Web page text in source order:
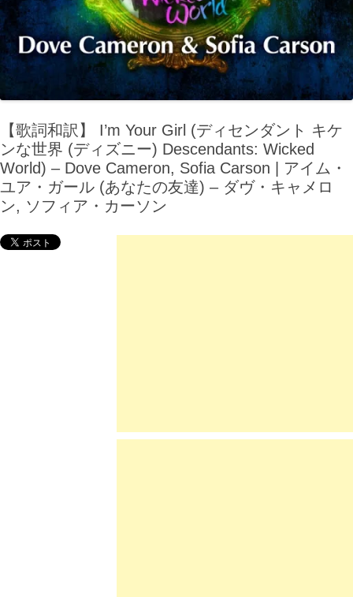
【歌詞和訳】 I’m Your Girl (ディセンダント キケ
ンな世界 (ディズニー) Descendants: Wicked
World) – Dove Cameron, Sofia Carson | アイム・
ユア・ガール (あなたの友達) – ダヴ・キャメロ
ン, ソフィア・カーソン